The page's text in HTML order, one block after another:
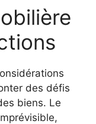
des défis
biens. Le